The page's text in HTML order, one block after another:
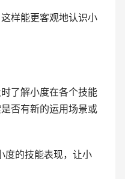
样能更客观地认识小
了解小度在各个技能
否有新的运用场景或
度的技能表现，让小